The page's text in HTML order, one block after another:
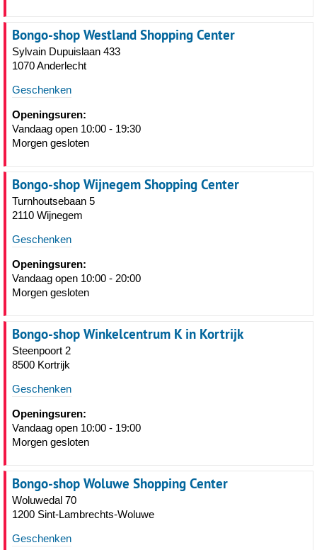
Bongo-shop Westland Shopping Center
Sylvain Dupuislaan 433
1070 Anderlecht
Geschenken
Openingsuren:
Vandaag open 10:00 - 19:30
Morgen gesloten
Bongo-shop Wijnegem Shopping Center
Turnhoutsebaan 5
2110 Wijnegem
Geschenken
Openingsuren:
Vandaag open 10:00 - 20:00
Morgen gesloten
Bongo-shop Winkelcentrum K in Kortrijk
Steenpoort 2
8500 Kortrijk
Geschenken
Openingsuren:
Vandaag open 10:00 - 19:00
Morgen gesloten
Bongo-shop Woluwe Shopping Center
Woluwedal 70
1200 Sint-Lambrechts-Woluwe
Geschenken